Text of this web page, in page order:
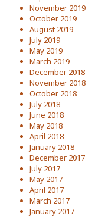
November 2019
October 2019
August 2019
July 2019
May 2019
March 2019
December 2018
November 2018
October 2018
July 2018
June 2018
May 2018
April 2018
January 2018
December 2017
July 2017
May 2017
April 2017
March 2017
January 2017